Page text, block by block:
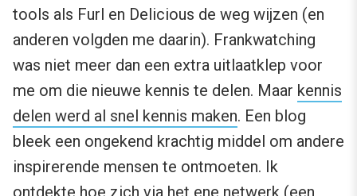
tools als Furl en Delicious de weg wijzen (en
anderen volgden me daarin). Frankwatching
was niet meer dan een extra uitlaatklep voor
me om die nieuwe kennis te delen. Maar kennis
delen werd al snel kennis maken. Een blog
bleek een ongekend krachtig middel om andere
inspirerende mensen te ontmoeten. Ik